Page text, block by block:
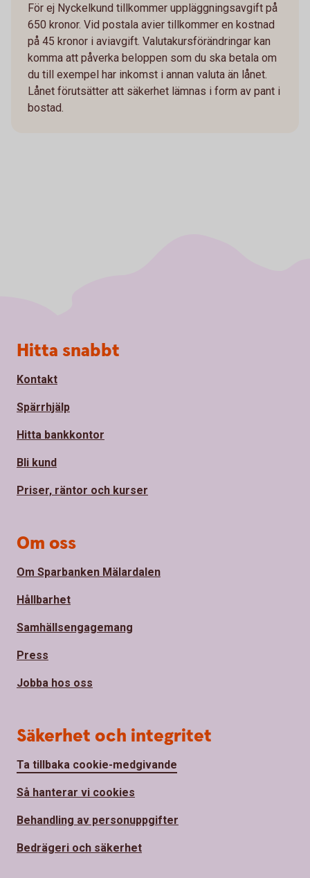
För ej Nyckelkund tillkommer uppläggningsavgift på
650 kronor. Vid postala avier tillkommer en kostnad
på 45 kronor i aviavgift. Valutakursförändringar kan
komma att påverka beloppen som du ska betala om
du till exempel har inkomst i annan valuta än lånet.
Lånet förutsätter att säkerhet lämnas i form av pant i
bostad.
Sidfot
Hitta snabbt
Kontakt
Spärrhjälp
Hitta bankkontor
Bli kund
Priser, räntor och kurser
Om oss
Om Sparbanken Mälardalen
Hållbarhet
Samhällsengagemang
Press
Jobba hos oss
Säkerhet och integritet
Ta tillbaka cookie-medgivande
Så hanterar vi cookies
Behandling av personuppgifter
Bedrägeri och säkerhet